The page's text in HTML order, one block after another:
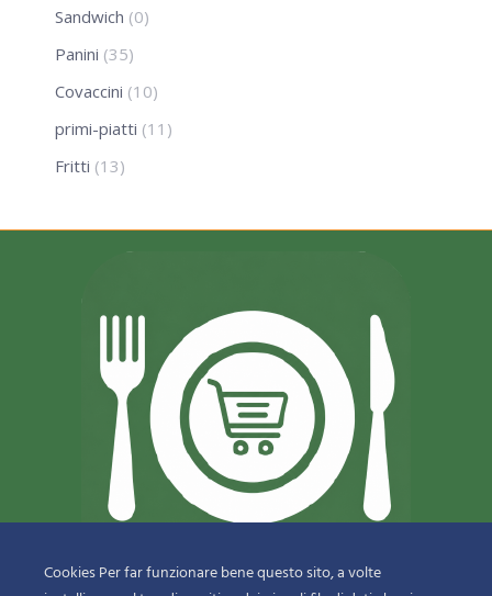
Sandwich (0)
Panini (35)
Covaccini (10)
primi-piatti (11)
Fritti (13)
Cookies Per far funzionare bene questo sito, a volte